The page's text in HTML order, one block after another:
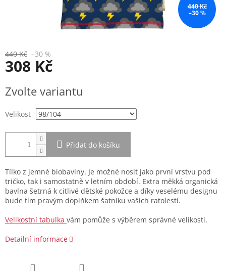
440 Kč
–30 %
440 Kč –30 %
308 Kč
cena:
Zvolte variantu
Velikost
Přidat do košíku
Tílko z jemné biobavlny. Je možné nosit jako první vrstvu pod
tričko, tak i samostatně v letním období. Extra měkká organická
bavlna šetrná k citlivé dětské pokožce a díky veselému designu
bude tím pravým doplňkem šatníku vašich ratolestí.
Velikostní tabulka vám pomůže s výběrem správné velikosti.
Detailní informace